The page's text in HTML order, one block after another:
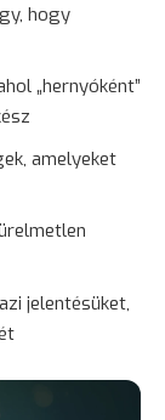
hogy
„hernyóként”
amelyeket
jelentésüket,